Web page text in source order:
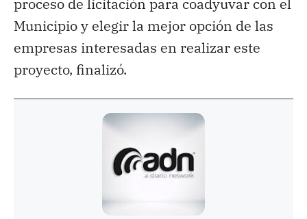
Municipio y elegir la mejor opción de las
empresas interesadas en realizar este
proyecto, finalizó.